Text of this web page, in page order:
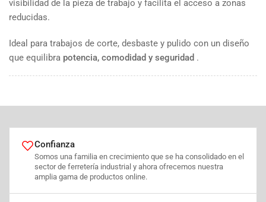
visibilidad de la pieza de trabajo y facilita el acceso a zonas
reducidas.
Ideal para trabajos de corte, desbaste y pulido con un diseño
que equilibra potencia, comodidad y seguridad .
Confianza
Somos una familia en crecimiento que se ha consolidado en el
sector de ferretería industrial y ahora ofrecemos nuestra
amplia gama de productos online.